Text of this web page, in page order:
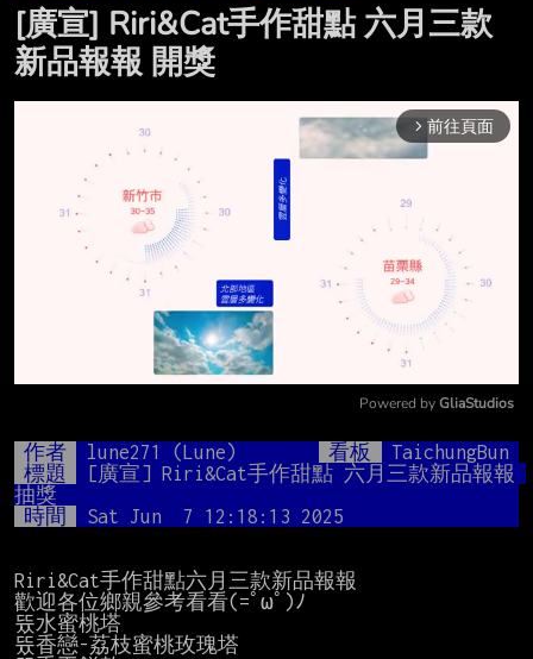
[廣宣] Riri&Cat手作甜點 六月三款
新品報報 開獎
arrow_forward_ios 前往頁面
Mute
Powered by GliaStudios
作者 lune271 (Lune) 看板
TaichungBun
標題
[廣宣] Riri&Cat手作甜點 六月三款新品報報
抽獎
時間
Sat Jun  7 12:18:13 2025
Riri&Cat手作甜點六月三款新品報報
歡迎各位鄉親參考看看(=ﾟωﾟ)ﾉ
뜠水蜜桃塔
뜠香戀-荔枝蜜桃玫瑰塔